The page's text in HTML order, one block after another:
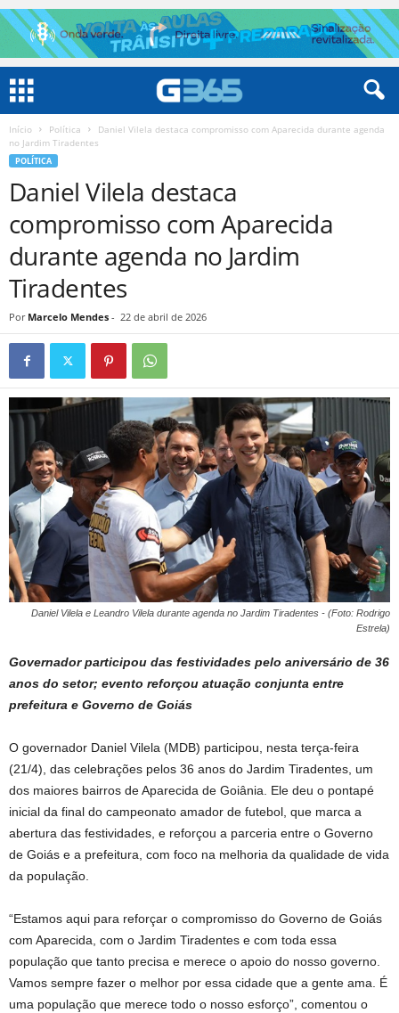
Início Política
Daniel Vilela destaca compromisso com Aparecida durante agenda
no Jardim Tiradentes
POLÍTICA
Daniel Vilela destaca
compromisso com Aparecida
durante agenda no Jardim
Tiradentes
Por Marcelo Mendes - 22 de abril de 2026
Daniel Vilela e Leandro Vilela durante agenda no Jardim Tiradentes - (Foto: Rodrigo
Estrela)
Governador participou das festividades pelo aniversário de 36
anos do setor; evento reforçou atuação conjunta entre
prefeitura e Governo de Goiás
O governador Daniel Vilela (MDB) participou, nesta terça-feira
(21/4), das celebrações pelos 36 anos do Jardim Tiradentes, um
dos maiores bairros de Aparecida de Goiânia. Ele deu o pontapé
inicial da final do campeonato amador de futebol, que marca a
abertura das festividades, e reforçou a parceria entre o Governo
de Goiás e a prefeitura, com foco na melhoria da qualidade de vida
da população.
“Estamos aqui para reforçar o compromisso do Governo de Goiás
com Aparecida, com o Jardim Tiradentes e com toda essa
população que tanto precisa e merece o apoio do nosso governo.
Vamos sempre fazer o melhor por essa cidade que a gente ama. É
uma população que merece todo o nosso esforço”, comentou o